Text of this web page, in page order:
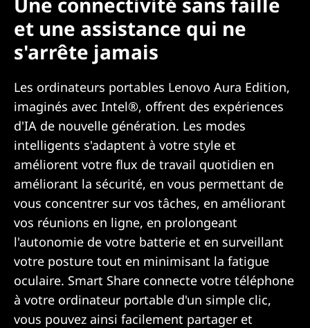
et une assistance qui ne
s'arrête jamais
Les ordinateurs portables Lenovo Aura Edition,
imaginés avec Intel®, offrent des expériences
d'IA de nouvelle génération. Les modes
intelligents s'adaptent à votre style et
améliorent votre flux de travail quotidien en
améliorant la sécurité, en vous permettant de
vous concentrer sur vos tâches, en améliorant
vos réunions en ligne, en prolongeant
l'autonomie de votre batterie et en surveillant
votre posture tout en minimisant la fatigue
oculaire. Smart Share connecte votre téléphone
à votre ordinateur portable d'un simple clic,
vous pouvez ainsi facilement partager et